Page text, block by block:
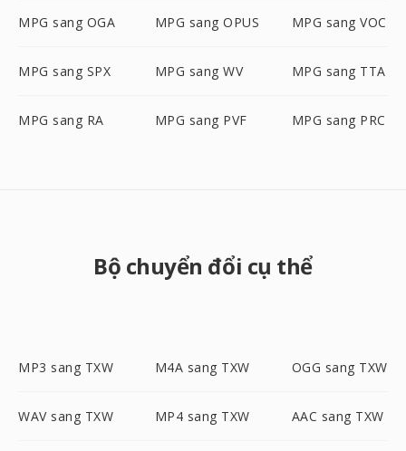
MPG sang OGA MPG sang OPUS MPG sang VOC
MPG sang SPX MPG sang WV MPG sang TTA
MPG sang RA MPG sang PVF MPG sang PRC
Bộ chuyển đổi cụ thể
MP3 sang TXW M4A sang TXW OGG sang TXW
WAV sang TXW MP4 sang TXW AAC sang TXW